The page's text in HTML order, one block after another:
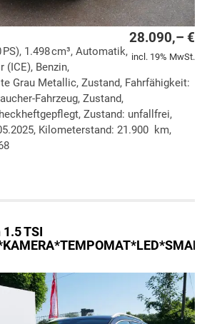
28.090,– €
incl. 19% MwSt.
PS), 1.498 cm³, Automatik,
(ICE), Benzin,
Grau Metallic, Zustand, Fahrfähigkeit:
Fahrzeug, Zustand,
Zustand: unfallfrei,
Kilometerstand: 21.900 km,
drucken
TSI